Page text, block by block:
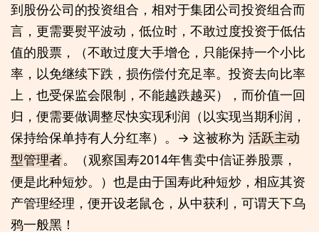
到股份公司的投资组合，相对于集团公司投资组合而
言，更需要熨平波动，低位时，不敢过度投资于低估
值的股票，（不敢过度大手增仓，只能保持一个小比
率，以免继续下跌，损伤偿付充足率。投资去向比率
上，也受保监会限制，不能越跌越买），而价值一回
归，便需要做调整尽快实现利润（以实现当期利润，
保持给保单持有人分红率）。→ 这被称为 活跃主动
型管理者。（观察国寿2014年售卖中信证券股票，
便是此种短炒。）也是由于国寿此种短炒，相应其资
产管理经理，便开设老鼠仓，从中获利，可谓天下乌
鸦一般黑！